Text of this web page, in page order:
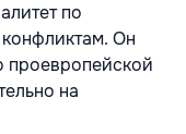
по
Он
проевропейской
на